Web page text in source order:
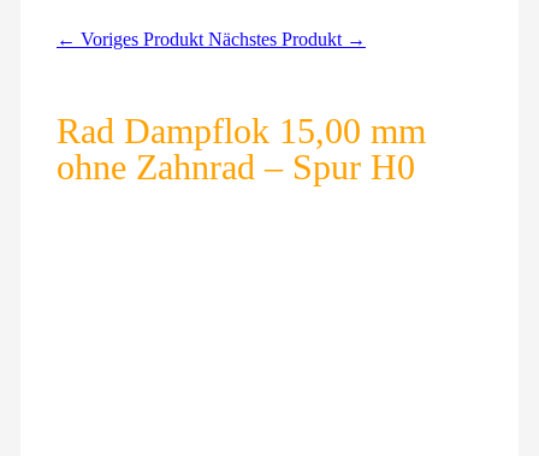
← Voriges Produkt Nächstes Produkt →
Rad Dampflok 15,00 mm
ohne Zahnrad – Spur H0